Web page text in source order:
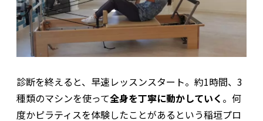
診断を終えると、早速レッスンスタート。約1時間、3
種類のマシンを使って全身を丁寧に動かしていく 。何
度かピラティスを体験したことがあるという稲垣プロ